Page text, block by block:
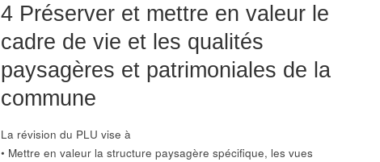
4 Préserver et mettre en valeur le
cadre de vie et les qualités
paysagères et patrimoniales de la
commune
La révision du PLU vise à
• Mettre en valeur la structure paysagère spécifique, les vues